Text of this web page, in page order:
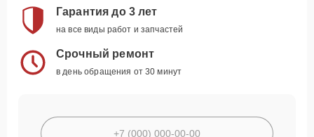
Гарантия до 3 лет
на все виды работ и запчастей
Срочный ремонт
в день обращения от 30 минут